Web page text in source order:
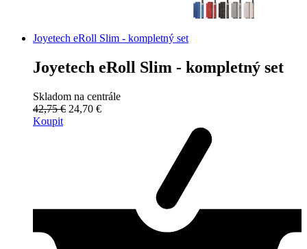
Joyetech eRoll Slim - kompletný set
Joyetech eRoll Slim - kompletný set
Skladom na centrále
42,75 € 24,70 €
Koupit